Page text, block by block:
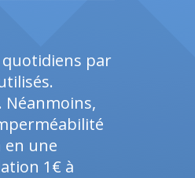
par
une
1€ à